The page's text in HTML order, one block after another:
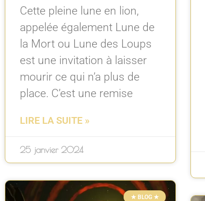
Cette pleine lune en lion,
appelée également Lune de
la Mort ou Lune des Loups
est une invitation à laisser
mourir ce qui n’a plus de
place. C’est une remise
LIRE LA SUITE »
25 janvier 2024
★ BLOG ★